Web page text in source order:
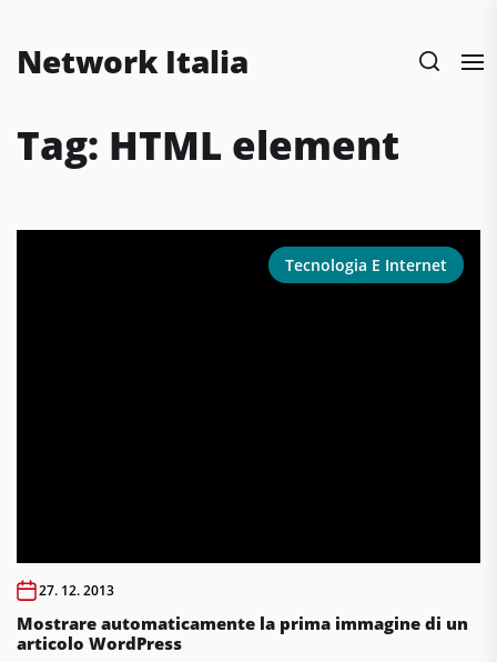
theNetwork Italia
Tag: HTML element
Tecnologia E Internet
27. 12. 2013
Mostrare automaticamente la prima immagine di un
articolo WordPress